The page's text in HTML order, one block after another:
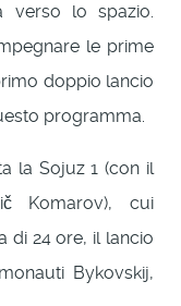
verso lo spazio.
le prime
doppio lancio
programma.
la Sojuz 1 (con il
Komarov), cui
di 24 ore, il lancio
Bykovskij,